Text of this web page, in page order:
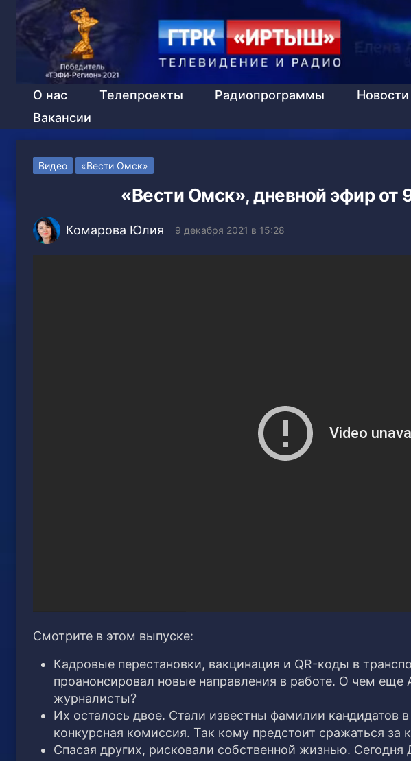
О нас Телепроекты Радиопрограммы Новости
Вакансии
Видео «Вести Омск»
«Вести Омск», дневной эфир от
Комарова Юлия 9 декабря 2021 в 15:28
Смотрите в этом выпуске:
Кадровые перестановки, вакцинация и QR-коды в
проанонсировал новые направления в работе. О чем еще
журналисты?
Их осталось двое. Стали известны фамилии кандидатов
конкурсная комиссия. Так кому предстоит сражаться за
Спасая других, рисковали собственной жизнью. Сегодня